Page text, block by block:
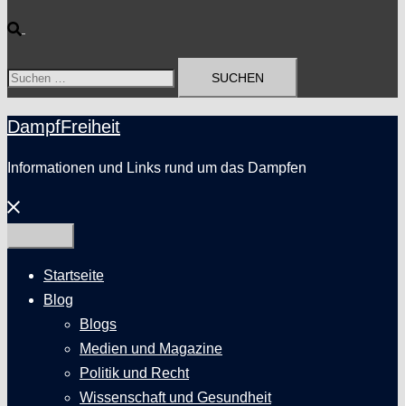
Suche
Suchen
DampfFreiheit
Informationen und Links rund um das Dampfen
Menü
schließen
Startseite
Blog
Blogs
Medien und Magazine
Politik und Recht
Wissenschaft und Gesundheit